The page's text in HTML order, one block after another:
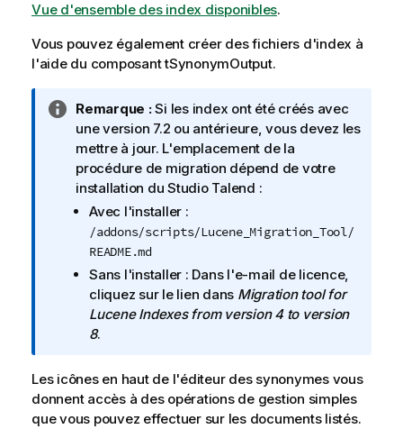
Vue d'ensemble des index disponibles.
Vous pouvez également créer des fichiers d'index à
l'aide du composanttSynonymOutput.
N
o
t
e
I
n
n
s
Remarque :Si les index ont été créés avec
une version 7.2 ou antérieure, vous devez les
mettre à jour. L'emplacement de la
procédure de migration dépend de votre
installation du Studio Talend :
Avec l'installer :
/addons/scripts/Lucene_Migration_Tool/
README.md
Sans l'installer : Dans l'e-mail de licence,
cliquez sur le lien dans Migration tool for
Lucene Indexes from version 4 to version
8.
Les icônes en haut de l'éditeur des synonymes vous
donnent accès à des opérations de gestion simples
que vous pouvez effectuer sur les documents listés.